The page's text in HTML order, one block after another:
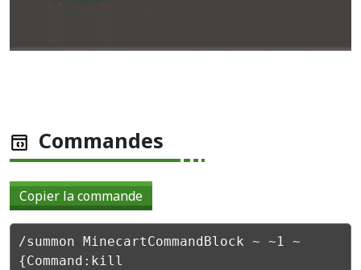
Commandes
Copier la commande